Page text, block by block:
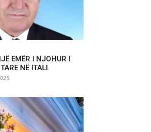
EMËR I NJOHUR I
NË ITALI